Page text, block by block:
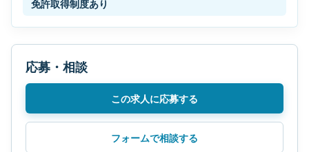
免許取得制度あり
応募・相談
この求人に応募する
フォームで相談する